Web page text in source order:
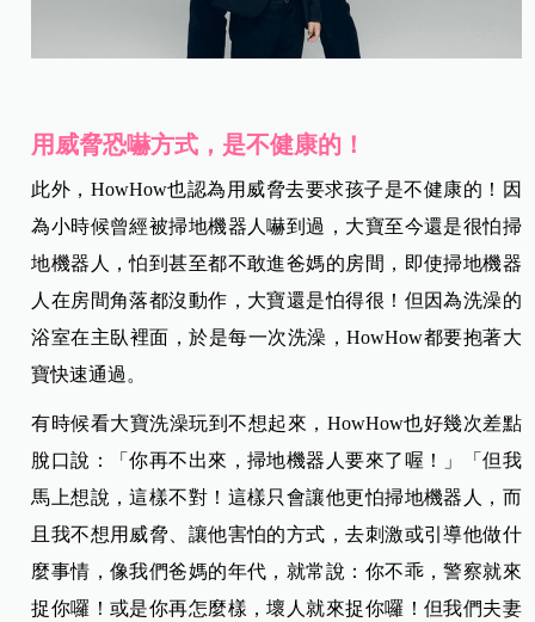
用威脅恐嚇方式，是不健康的！
此外，HowHow也認為用威脅去要求孩子是不健康的！因
為小時候曾經被掃地機器人嚇到過，大寶至今還是很怕掃
地機器人，怕到甚至都不敢進爸媽的房間，即使掃地機器
人在房間角落都沒動作，大寶還是怕得很！但因為洗澡的
浴室在主臥裡面，於是每一次洗澡，HowHow都要抱著大
寶快速通過。
有時候看大寶洗澡玩到不想起來，HowHow也好幾次差點
脫口說：「你再不出來，掃地機器人要來了喔！」「但我
馬上想說，這樣不對！這樣只會讓他更怕掃地機器人，而
且我不想用威脅、讓他害怕的方式，去刺激或引導他做什
麼事情，像我們爸媽的年代，就常說：你不乖，警察就來
捉你囉！或是你再怎麼樣，壞人就來捉你囉！但我們夫妻